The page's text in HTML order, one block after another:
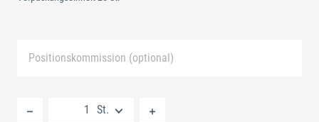
Positionskommission (optional)
St.